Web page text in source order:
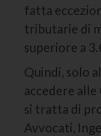
fatta
tributarie di
superiore a
Quindi, solo
accedere
si tratta di
Avvocati,